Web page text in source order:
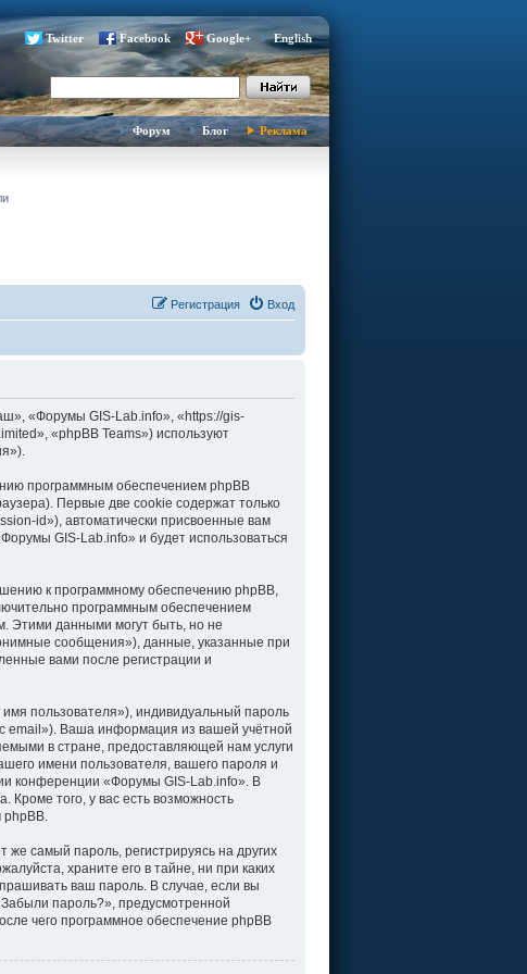
Twitter Facebook Google+ English
Форум Блог Реклама
Вход
Регистрация
«Форумы GIS-Lab.info», «https://gis-
«phpBB Teams») используют
программным обеспечением phpBB
Первые две cookie содержат только
id»), автоматически присвоенные вам
GIS-Lab.info» и будет использоваться
к программному обеспечению phpBB,
программным обеспечением
Этими данными могут быть, но не
сообщения»), данные, указанные при
вами после регистрации и
пользователя»), индивидуальный пароль
email»). Ваша информация из вашей учётной
в стране, предоставляющей нам услуги
имени пользователя, вашего пароля и
конференции «Форумы GIS-Lab.info». В
Кроме того, у вас есть возможность
phpBB.
самый пароль, регистрируясь на других
храните его в тайне, ни при каких
ваш пароль. В случае, если вы
пароль?», предусмотренной
чего программное обеспечение phpBB